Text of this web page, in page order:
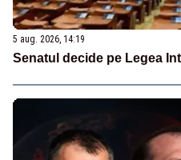
5 aug. 2026, 14:19
Senatul decide pe Legea